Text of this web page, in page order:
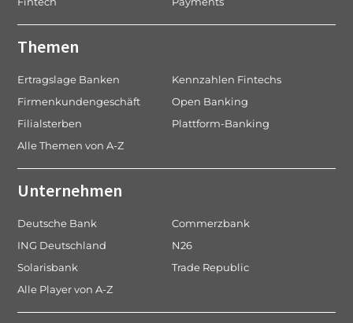
o
n
Themen
Ertragslage Banken
Kennzahlen Fintechs
Firmenkundengeschäft
Open Banking
Filialsterben
Plattform-Banking
Alle Themen von A-Z
Unternehmen
Deutsche Bank
Commerzbank
ING Deutschland
N26
Solarisbank
Trade Republic
Alle Player von A-Z